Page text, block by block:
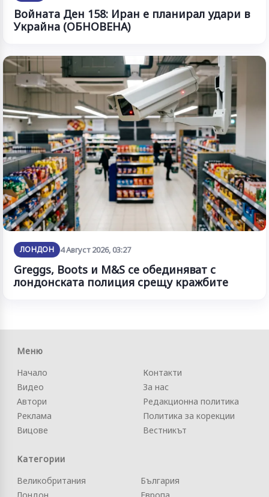
Войната Ден 158: Иран е планирал удари в
Украйна (ОБНОВЕНА)
ЛОНДОН 4 Август 2026, 03:27
Greggs, Boots и M&S се обединяват с
лондонската полиция срещу кражбите
Меню
Начало
Видео
Автори
Реклама
Вицове
Контакти
За нас
Редакционна политика
Политика за корекции
Вестникът
Категории
Великобритания
България